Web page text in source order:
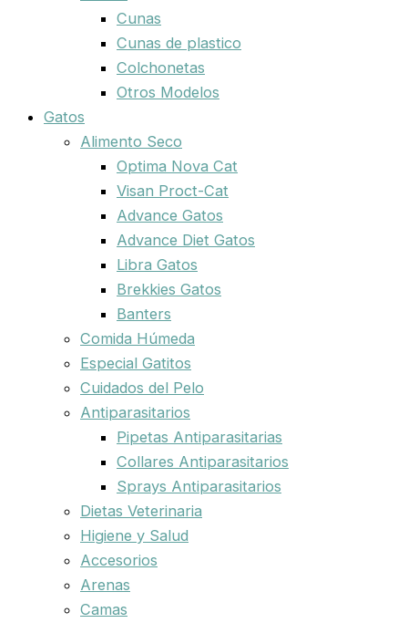
Cunas
Cunas de plastico
Colchonetas
Otros Modelos
Gatos
Alimento Seco
Optima Nova Cat
Visan Proct-Cat
Advance Gatos
Advance Diet Gatos
Libra Gatos
Brekkies Gatos
Banters
Comida Húmeda
Especial Gatitos
Cuidados del Pelo
Antiparasitarios
Pipetas Antiparasitarias
Collares Antiparasitarios
Sprays Antiparasitarios
Dietas Veterinaria
Higiene y Salud
Accesorios
Arenas
Camas